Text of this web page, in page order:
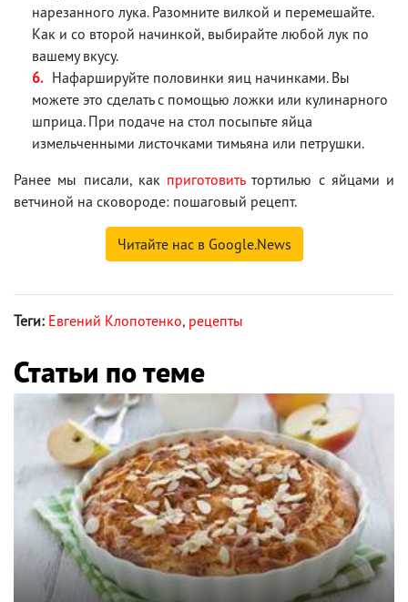
нарезанного лука. Разомните вилкой и перемешайте.
Как и со второй начинкой, выбирайте любой лук по
вашему вкусу.
Нафаршируйте половинки яиц начинками. Вы
можете это сделать с помощью ложки или кулинарного
шприца. При подаче на стол посыпьте яйца
измельченными листочками тимьяна или петрушки.
Ранее мы писали, как приготовитьтортилью с яйцами и
ветчиной на сковороде: пошаговый рецепт.
Читайте нас в Google.News
Теги: Евгений Клопотенко, рецепты
Статьи по теме